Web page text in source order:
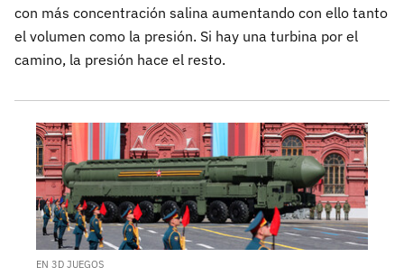
con más concentración salina aumentando con ello tanto
el volumen como la presión. Si hay una turbina por el
camino, la presión hace el resto.
EN 3D JUEGOS